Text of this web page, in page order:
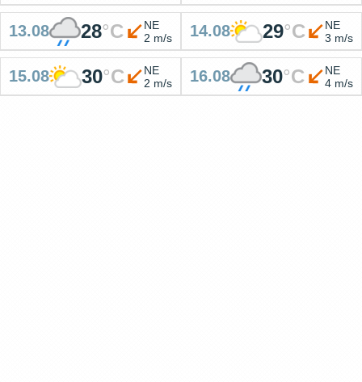
13.08 28°C
NE
2 m/s
14.08 29°C
NE
3 m/s
15.08 30°C
NE
2 m/s
16.08 30°C
NE
4 m/s